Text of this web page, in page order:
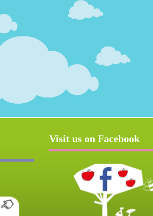
Visit us on Facebook